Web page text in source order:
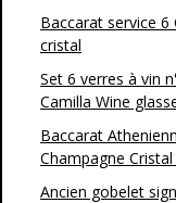
Baccarat service 6
cristal
Set 6 verres à vin
Camilla Wine
Baccarat
Champagne Cristal
Ancien gobelet